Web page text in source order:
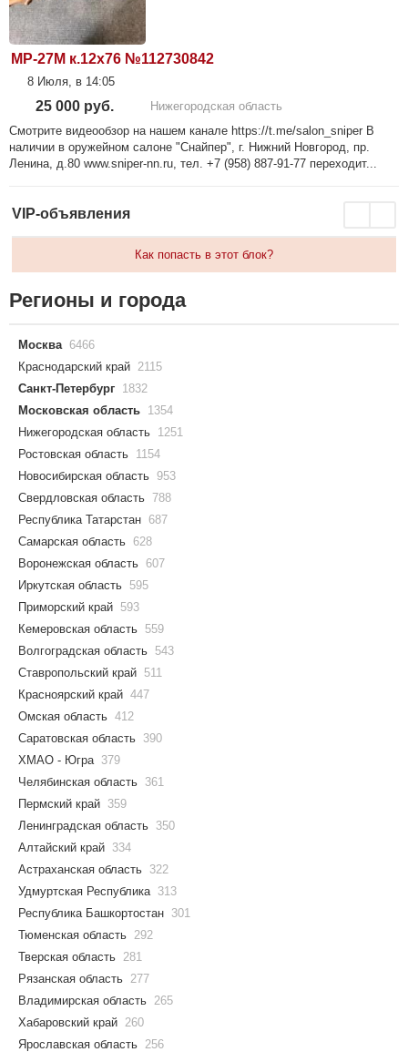
МР-27М к.12х76 №112730842
8 Июля, в 14:05
25 000 руб.
Нижегородская область
Смотрите видеообзор на нашем канале https://t.me/salon_sniper В
наличии в оружейном салоне "Снайпер", г. Нижний Новгород, пр.
Ленина, д.80 www.sniper-nn.ru, тел. +7 (958) 887-91-77 переходит...
VIP-объявления
Как попасть в этот блок?
Регионы и города
Москва 6466
Краснодарский край 2115
Санкт-Петербург 1832
Московская область 1354
Нижегородская область 1251
Ростовская область 1154
Новосибирская область 953
Свердловская область 788
Республика Татарстан 687
Самарская область 628
Воронежская область 607
Иркутская область 595
Приморский край 593
Кемеровская область 559
Волгоградская область 543
Ставропольский край 511
Красноярский край 447
Омская область 412
Саратовская область 390
ХМАО - Югра 379
Челябинская область 361
Пермский край 359
Ленинградская область 350
Алтайский край 334
Астраханская область 322
Удмуртская Республика 313
Республика Башкортостан 301
Тюменская область 292
Тверская область 281
Рязанская область 277
Владимирская область 265
Хабаровский край 260
Ярославская область 256